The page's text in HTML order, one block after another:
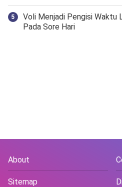
Voli Menjadi Pengisi Waktu
Pada Sore Hari
About
Sitemap